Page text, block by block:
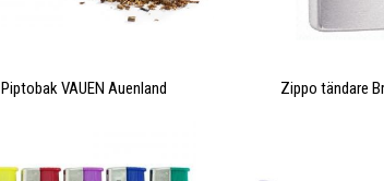
Piptobak VAUEN Auenland Zippo tändare